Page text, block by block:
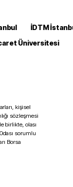
İDTM
Üniversitesi
kişisel
sözleşmesi
birlikte, olası
sorumlu
Borsa